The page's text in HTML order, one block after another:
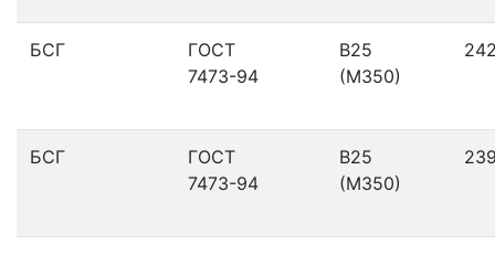
БСГ
ГОСТ
7473-94
В25
(М350)
БСГ
ГОСТ
7473-94
В25
(М350)